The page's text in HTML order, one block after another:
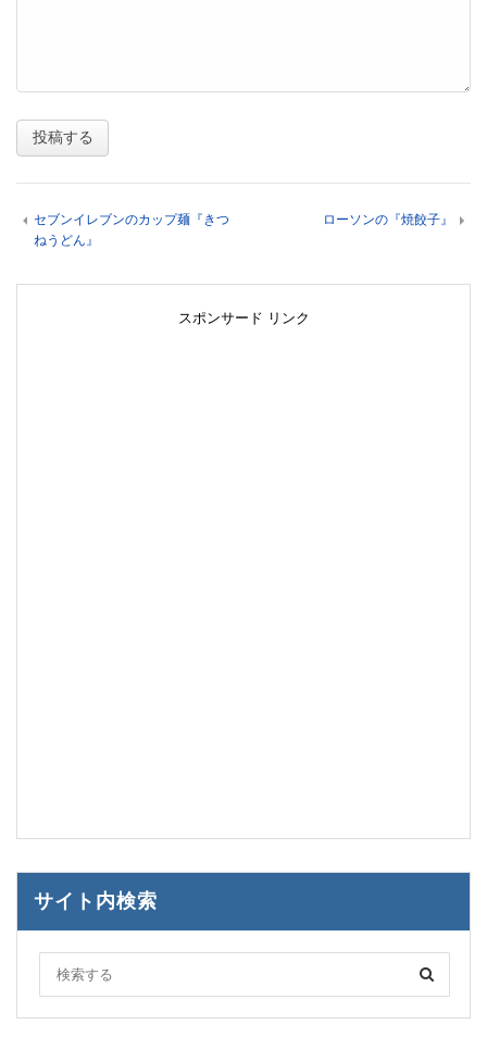
セブンイレブンのカップ麺『きつ
ねうどん』
ローソンの『焼餃子』
スポンサード リンク
サイト内検索